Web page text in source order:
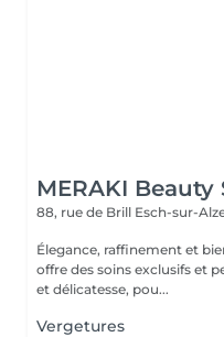
MERAKI Beauty
88, rue de Brill Esch-sur-
Élegance, raffinement et
offre des soins exclusifs et
et délicatesse, pou...
Vergetures